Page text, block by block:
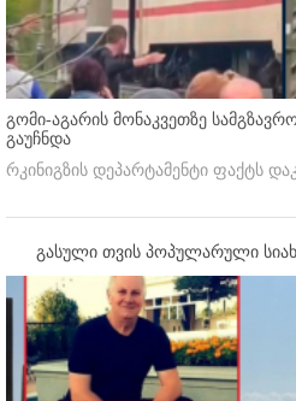
გომი-აგარის მონაკვეთზე
გაუჩნდა
რკინიგზის დეპარტამენტი ფაქტს
გასული თვის პოპულარული